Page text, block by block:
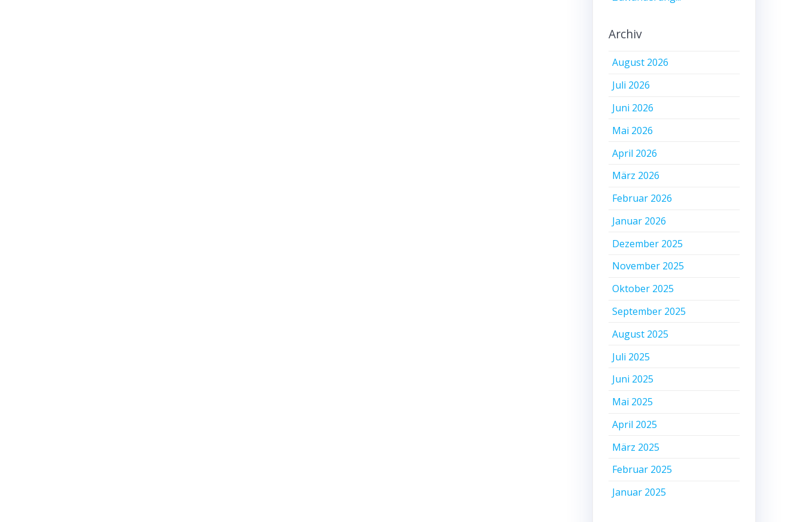
Archiv
August 2026
Juli 2026
Juni 2026
Mai 2026
April 2026
März 2026
Februar 2026
Januar 2026
Dezember 2025
November 2025
Oktober 2025
September 2025
August 2025
Juli 2025
Juni 2025
Mai 2025
April 2025
März 2025
Februar 2025
Januar 2025